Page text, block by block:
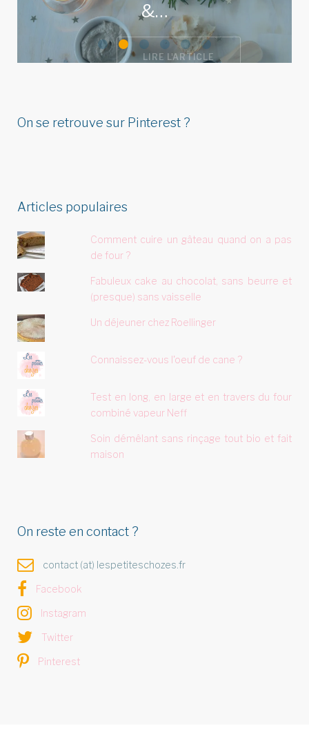
&…
LIRE L'ARTICLE
On se retrouve sur Pinterest ?
Articles populaires
Comment cuire un gâteau quand on a pas
de four ?
Fabuleux cake au chocolat, sans beurre et
(presque) sans vaisselle
Un déjeuner chez Roellinger
Connaissez-vous l'oeuf de cane ?
Test en long, en large et en travers du four
combiné vapeur Neff
Soin démêlant sans rinçage tout bio et fait
maison
On reste en contact ?
contact (at) lespetiteschozes.fr
Facebook
Instagram
Twitter
Pinterest